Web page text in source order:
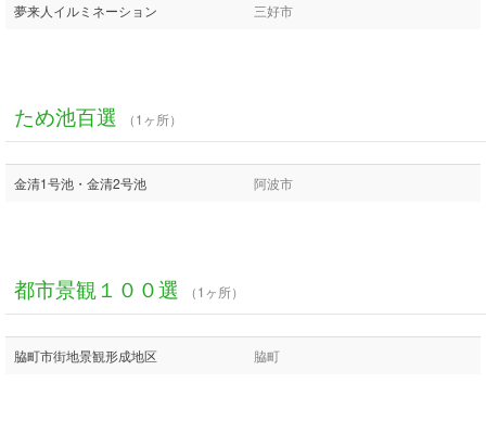
夢来人イルミネーション 三好市
ため池百選 （1ヶ所）
金清1号池・金清2号池 阿波市
都市景観１００選 （1ヶ所）
脇町市街地景観形成地区 脇町